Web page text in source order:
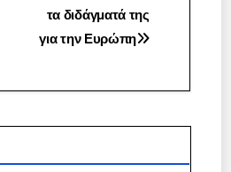
τα διδάγματά της
για την Ευρώπη